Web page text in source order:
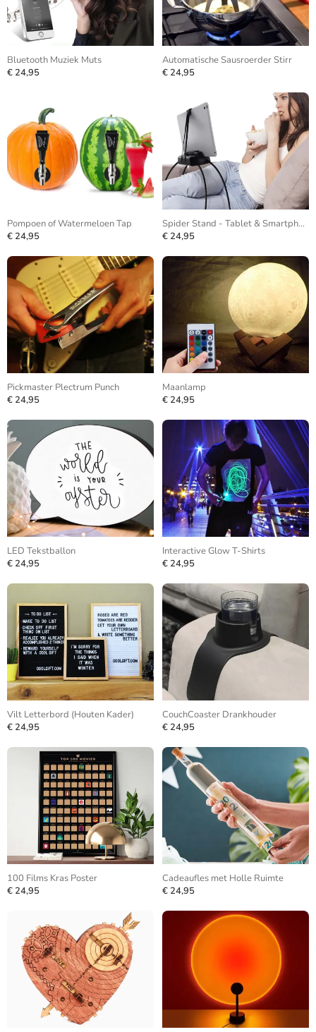
Bluetooth Muziek Muts
€ 24,95
Automatische Sausroerder Stirr
€ 24,95
Pompoen of Watermeloen Tap
€ 24,95
Spider Stand - Tablet & Smartphone
€ 24,95
Pickmaster Plectrum Punch
€ 24,95
Maanlamp
€ 24,95
LED Tekstballon
€ 24,95
Interactive Glow T-Shirts
€ 24,95
Vilt Letterbord (Houten Kader)
€ 24,95
CouchCoaster Drankhouder
€ 24,95
100 Films Kras Poster
€ 24,95
Cadeaufles met Holle Ruimte
€ 24,95